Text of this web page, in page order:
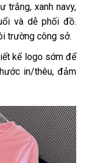
trắng, xanh navy,
và dễ phối đồ.
trường công sở.
kế logo sớm để
in/thêu, đảm